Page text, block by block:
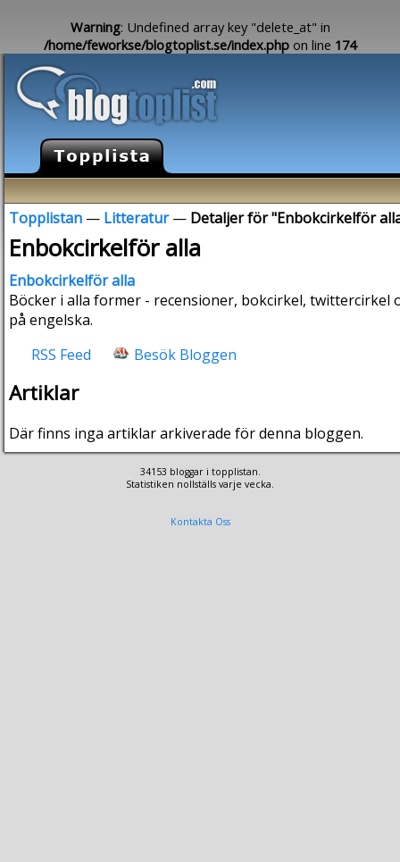
Warning: Undefined array key "delete_at" in
/home/feworkse/blogtoplist.se/index.php on line 174
Topplistan — Litteratur— Detaljer för "Enbokcirkelför
Enbokcirkelför alla
Enbokcirkelför alla
Böcker i alla former - recensioner, bokcirkel, twittercirkel
på engelska.
RSS Feed
Besök Bloggen
Artiklar
Där finns inga artiklar arkiverade för denna bloggen.
34153 bloggar i topplistan.
Statistiken nollställs varje vecka.
Kontakta Oss